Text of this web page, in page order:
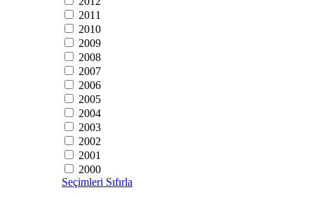
2011
2010
2009
2008
2007
2006
2005
2004
2003
2002
2001
2000
Seçimleri Sıfırla